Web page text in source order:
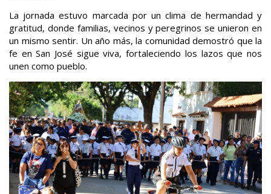
La jornada estuvo marcada por un clima de hermandad y
gratitud, donde familias, vecinos y peregrinos se unieron en
un mismo sentir. Un año más, la comunidad demostró que la
fe en San José sigue viva, fortaleciendo los lazos que nos
unen como pueblo.